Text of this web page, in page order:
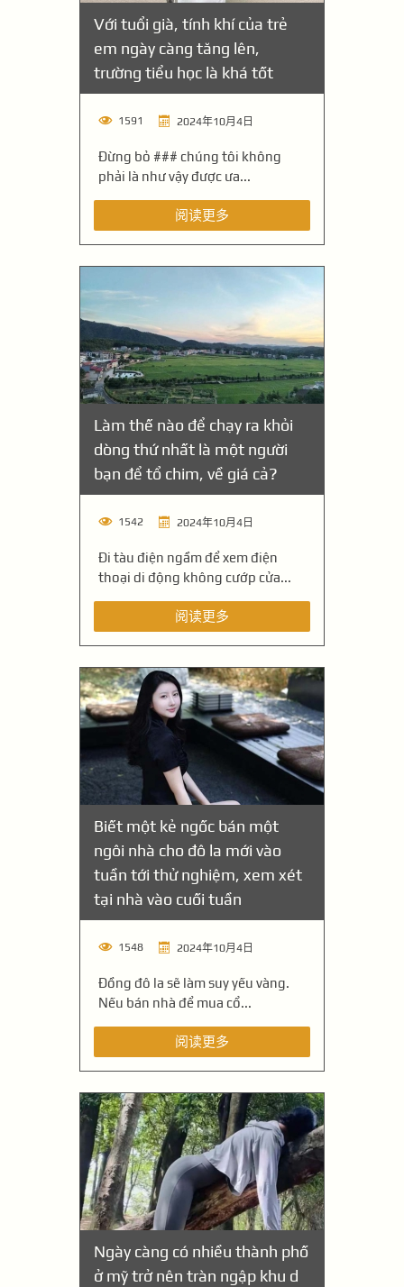
Với tuổi già, tính khí của trẻ
em ngày càng tăng lên,
trường tiểu học là khá tốt
1591 2024年10月4日
Đừng bỏ ### chúng tôi không
phải là như vậy được ưa...
阅读更多
Làm thế nào để chạy ra khỏi
dòng thứ nhất là một người
bạn để tổ chim, về giá cả?
1542 2024年10月4日
Đi tàu điện ngầm để xem điện
thoại di động không cướp cửa...
阅读更多
Biết một kẻ ngốc bán một
ngôi nhà cho đô la mới vào
tuần tới thử nghiệm, xem xét
tại nhà vào cuối tuần
1548 2024年10月4日
Đồng đô la sẽ làm suy yếu vàng.
Nếu bán nhà để mua cổ...
阅读更多
Ngày càng có nhiều thành phố
ở mỹ trở nên tràn ngập khu d